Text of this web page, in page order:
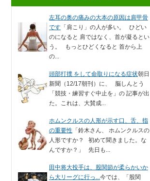
左耳の奥の痛みの大本の原因は肩甲骨
です 「肩こり」の人が多い。 ひどい
のになると 肩ではなく、首が凝るとい
う。 もっとひどくなると 首から上
の...
頭部打撲 をして命取りになる症状朝日
新聞（12/17朝刊）に、 脳しんとう
「競技・練習すぐ中止を」の 記事が出
た。これは、大賛成...
ホムンクルスの人形が示す口、舌、指
の重要性 「鈴木さん、 ホムンクルスの
人形ですか？ 初めて聞きました。な
んですか？」 先日も...
田中将大投手は、股関節が柔らかいか
ら大リーグに行っ...今では、「股関